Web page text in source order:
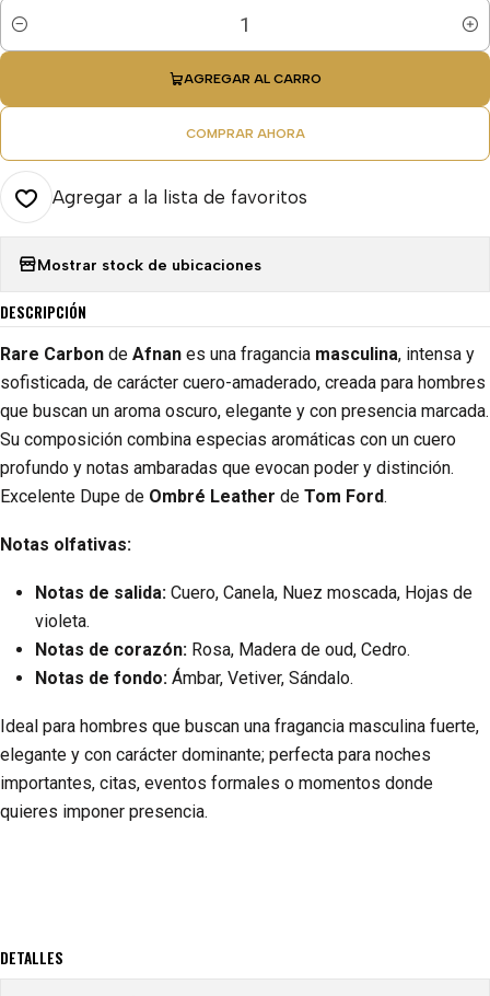
Cantidad
AGREGAR AL CARRO
COMPRAR AHORA
Agregar a la lista de favoritos
Mostrar stock de ubicaciones
DESCRIPCIÓN
Rare Carbon de Afnan es una fragancia masculina, intensa y
sofisticada, de carácter cuero-amaderado, creada para hombres
que buscan un aroma oscuro, elegante y con presencia marcada.
Su composición combina especias aromáticas con un cuero
profundo y notas ambaradas que evocan poder y distinción.
Excelente Dupe de Ombré Leather de Tom Ford.
Notas olfativas:
Notas de salida: Cuero, Canela, Nuez moscada, Hojas de
violeta.
Notas de corazón: Rosa, Madera de oud, Cedro.
Notas de fondo: Ámbar, Vetiver, Sándalo.
Ideal para hombres que buscan una fragancia masculina fuerte,
elegante y con carácter dominante; perfecta para noches
importantes, citas, eventos formales o momentos donde
quieres imponer presencia.
DETALLES